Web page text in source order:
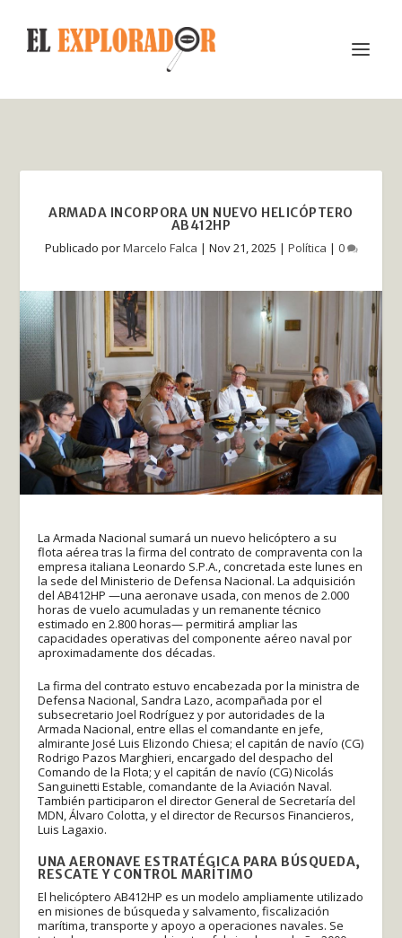
ARMADA INCORPORA UN NUEVO HELICÓPTERO
AB412HP
Publicado porMarcelo Falca | Nov 21, 2025 | Política | 0
La Armada Nacional sumará un nuevo helicóptero a su
flota aérea tras la firma del contrato de compraventa con la
empresa italiana Leonardo S.P.A., concretada este lunes en
la sede del Ministerio de Defensa Nacional. La adquisición
del AB412HP —una aeronave usada, con menos de 2.000
horas de vuelo acumuladas y un remanente técnico
estimado en 2.800 horas— permitirá ampliar las
capacidades operativas del componente aéreo naval por
aproximadamente dos décadas.
La firma del contrato estuvo encabezada por la ministra de
Defensa Nacional, Sandra Lazo, acompañada por el
subsecretario Joel Rodríguez y por autoridades de la
Armada Nacional, entre ellas el comandante en jefe,
almirante José Luis Elizondo Chiesa; el capitán de navío (CG)
Rodrigo Pazos Marghieri, encargado del despacho del
Comando de la Flota; y el capitán de navío (CG) Nicolás
Sanguinetti Estable, comandante de la Aviación Naval.
También participaron el director General de Secretaría del
MDN, Álvaro Colotta, y el director de Recursos Financieros,
Luis Lagaxio.
UNA AERONAVE ESTRATÉGICA PARA BÚSQUEDA,
RESCATE Y CONTROL MARÍTIMO
El helicóptero AB412HP es un modelo ampliamente utilizado
en misiones de búsqueda y salvamento, fiscalización
marítima, transporte y apoyo a operaciones navales. Se